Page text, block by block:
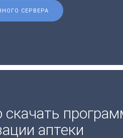
СЕРВЕРА
скачать
аптеки